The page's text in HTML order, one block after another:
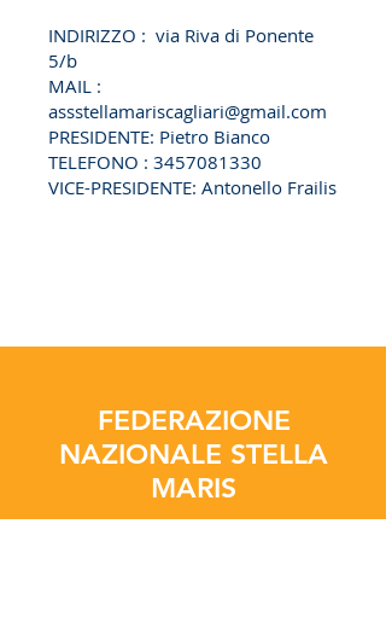
INDIRIZZO : via Riva di Ponente
5/b
MAIL :
assstellamariscagliari@gmail.com
PRESIDENTE: Pietro Bianco
TELEFONO : 3457081330
VICE-PRESIDENTE: Antonello Frailis
FEDERAZIONE
NAZIONALE STELLA
MARIS